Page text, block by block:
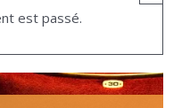
est passé.